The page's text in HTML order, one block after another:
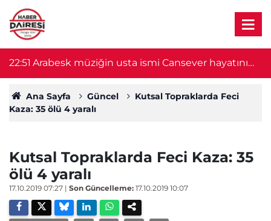
22:51 Arabesk müziğin usta ismi Cansever hayatını
kaybetti
Ana Sayfa Güncel
Kutsal Topraklarda Feci
Kaza: 35 ölü 4 yaralı
Kutsal Topraklarda Feci Kaza: 35
ölü 4 yaralı
17.10.2019 07:27 | Son Güncelleme: 17.10.2019 10:07